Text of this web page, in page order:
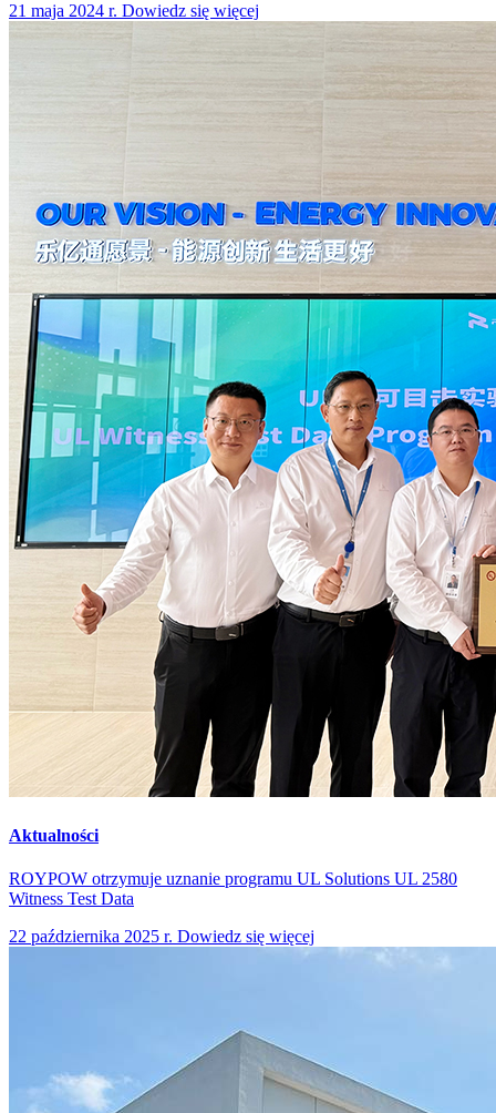
21 maja 2024 r. Dowiedz się więcej
Aktualności
ROYPOW otrzymuje uznanie programu UL Solutions UL 2580
Witness Test Data
22 października 2025 r. Dowiedz się więcej